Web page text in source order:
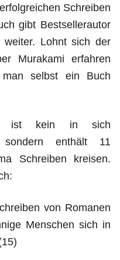
Schreiben
gibt Bestsellerautor
weiter. Lohnt sich der
Murakami erfahren
selbst ein Buch
kein in sich
sondern enthält 11
Schreiben kreisen.
von Romanen
Menschen sich in